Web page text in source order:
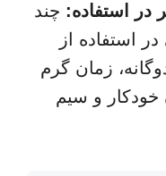
در استفاده: چند
استفاده از
زمان گرم
و سیم